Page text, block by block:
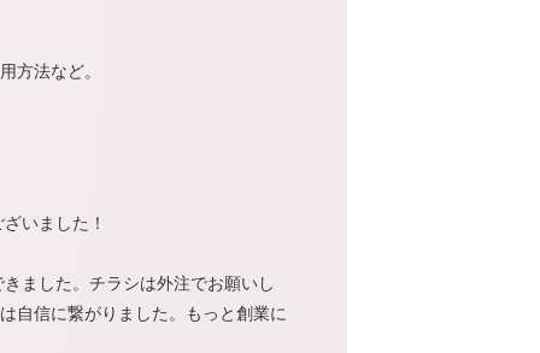
方法など。
いました！
ました。チラシは外注でお願いし
自信に繋がりました。もっと創業に